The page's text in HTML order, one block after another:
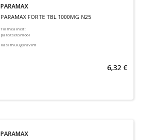
PARAMAX
PARAMAX FORTE TBL 1000MG N25
Toimeained:
paratsetamool
Käsimüügiravim
6,32 €
PARAMAX